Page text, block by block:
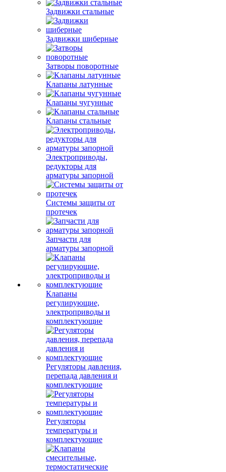
Задвижки стальные
Задвижки шиберные
Затворы поворотные
Клапаны латунные
Клапаны чугунные
Клапаны стальные
Электроприводы,
редукторы для
арматуры запорной
Системы защиты от
протечек
Запчасти для
арматуры запорной
Клапаны
регулирующие,
электроприводы и
комплектующие
Регуляторы давления,
перепада давления и
комплектующие
Регуляторы
температуры и
комплектующие